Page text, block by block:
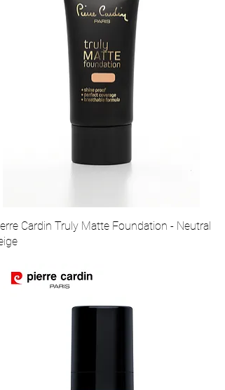
Cardin Truly Matte Foundation - Neutral